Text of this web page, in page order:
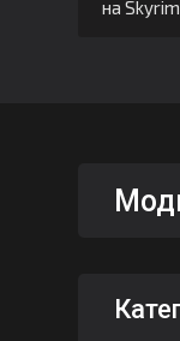
на Skyrim